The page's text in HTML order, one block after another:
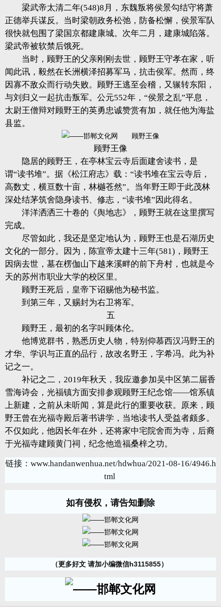
梁武帝太清二年(548)8月，东魏叛将侯景勾结守将萧
正德举兵谋反。当时梁朝政务松弛，防备松懈，侯景军队
很快就包围了梁国京都建康城。次年二月，建康城陷落。
梁武帝被软禁后饿死。
当时，顾野王的父亲刚刚去世，顾野王守孝在家，听
闻此讯，毅然在长洲横泽招募军马，抗击侯军。然而，终
因寡不敌众而行动失败。顾野王逃至会稽，又辗转东阳，
与刘归义一起抗击叛军。公元552年，“侯景之乱”平息，
太尉王僧辩对顾野王的英勇忠诚赞赏有加，就任他为海盐
县监。
顾野王像
隐居的顾野王，在亭林宝云寺后面建舍读书，是
谓“读书堆”。据《松江府志》载：“读书堆在宝云寺后，
高数丈，横亘数十亩，林樾苍然”。当年野王即于此茂林
深处结茅筑舍隐身读书、修志，“读书堆”因此得名。
洋洋洒洒三十卷的《舆地志》，顾野王就在这里撰写
完成。
尽管如此，我还是坚定地认为，顾野王也是石湖历史
文化的一部分。因为，陈宣帝太建十三年(581)，顾野王
因病去世，墓在楞伽山下越来溪畔的前下舟村，也就是今
天的苏州市职业大学的校区里。
顾野王死后，皇帝下诏赐他为秘书监。
到第三年，又赐封为右卫将军。
五
顾野王，最初的名字叫顾体伦。
他博览群书，熟悉历史人物，特别仰慕西汉冯野王的
才华、学识与正直的品行，故改名野王，字希冯。此为补
记之一。
补记之二，2019年秋天，我应邀参加吴中区第二届香
雪海诗会，光福镇方面安排参观顾野王纪念馆——馆系镇
上新建，之前从未听闻，算是此行的重要收获。原来，顾
野王曾在光福寺殿后著书讲学，当地读书人受益者颇多。
不仅如此，他因长年在外，还将家中宅院舍而为寺，后裔
于光福寺建顾黄门祠，纪念他造福桑梓之功。
链接： www.handanwenhua.net/hdwhua/2021-08-16/4946.h
tml
如有侵权，请告知删除
（更多好文 请加小编微信h3115855）